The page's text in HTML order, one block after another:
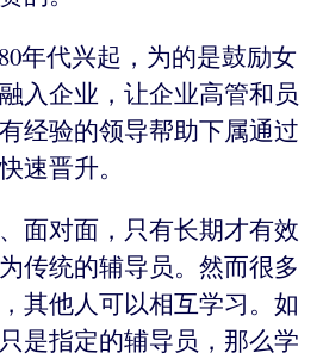
年代兴起，为的是鼓励女
入企业，让企业高管和员
经验的领导帮助下属通过
速晋升。
面对面，只有长期才有效
传统的辅导员。然而很多
其他人可以相互学习。如
是指定的辅导员，那么学